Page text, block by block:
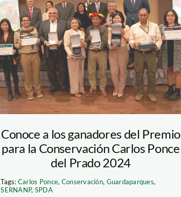
ganadores-
carlos-ponce-dle-
prado—2024—
actualidad-
ambiental
Conoce a los ganadores del Premio
para la Conservación Carlos Ponce
del Prado 2024
Tags: Carlos Ponce, Conservación, Guardaparques,
SERNANP, SPDA